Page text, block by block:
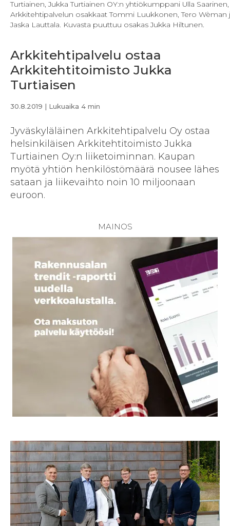
Turtiainen, Jukka Turtiainen OY:n yhtiökumppani Ulla Saarinen,
Arkkitehtipalvelun osakkaat Tommi Luukkonen, Tero Wèman
Jaska Lauttala. Kuvasta puuttuu osakas Jukka Hiltunen.
Arkkitehtipalvelu ostaa
Arkkitehtitoimisto Jukka
Turtiaisen
30.8.2019 | Lukuaika 4 min
Jyväskyläläinen Arkkitehtipalvelu Oy ostaa
helsinkiläisen Arkkitehtitoimisto Jukka
Turtiainen Oy:n liiketoiminnan. Kaupan
myötä yhtiön henkilöstömäärä nousee lähes
sataan ja liikevaihto noin 10 miljoonaan
euroon.